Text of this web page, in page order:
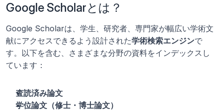
Google Scholarとは？
Google Scholarは、学生、研究者、専門家が幅広い学術文
献にアクセスできるよう設計された学術検索エンジンで
す。以下を含む、さまざまな分野の資料をインデックスし
ています：
査読済み論文
学位論文（修士・博士論文）